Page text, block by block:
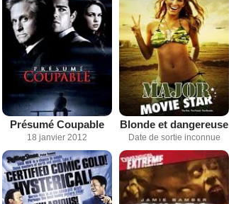
Présumé Coupable
18 janvier 2012
Blonde et dangereuse
Date de sortie inconnue